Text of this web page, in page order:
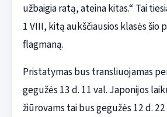
užbaigia ratą, ateina kitas.“ Tai
1 VIII, kitą aukščiausios klasės šio
flagmaną.
Pristatymas bus transliuojamas
gegužės 13 d. 11 val. Japonijos
žiūrovams tai bus gegužės 12 d.